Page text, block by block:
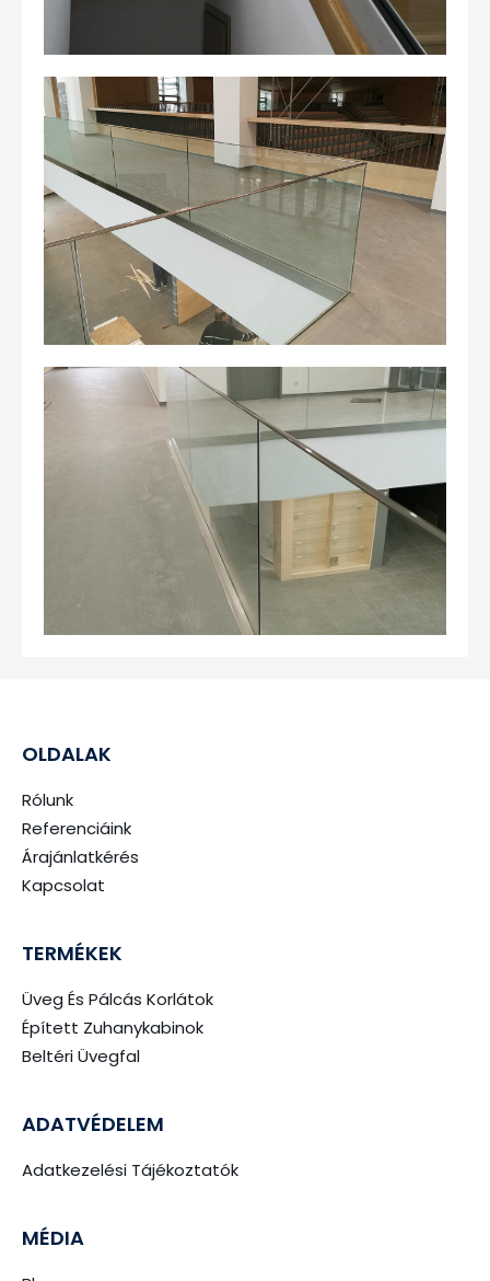
OLDALAK
Rólunk
Referenciáink
Árajánlatkérés
Kapcsolat
TERMÉKEK
Üveg És Pálcás Korlátok
Épített Zuhanykabinok
Beltéri Üvegfal
ADATVÉDELEM
Adatkezelési Tájékoztatók
MÉDIA